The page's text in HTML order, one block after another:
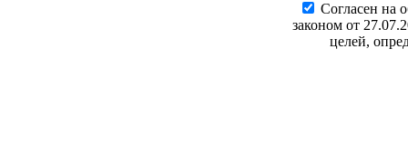
Cогласен на
законом от
целей,